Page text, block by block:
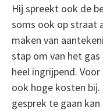
Hij spreekt ook de
soms ook op straat
maken van
stap om van het
heel ingrijpend.
ook hoge kosten
gesprek te gaan